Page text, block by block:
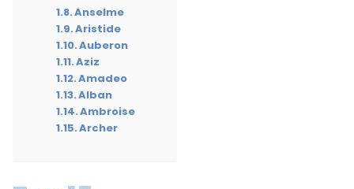
Anselme
Aristide
Auberon
Aziz
Amadeo
Alban
Ambroise
Archer